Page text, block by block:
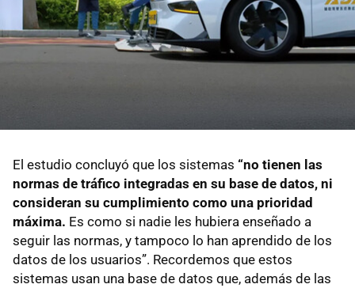
El estudio concluyó que los sistemas “no tienen las
normas de tráfico integradas en su base de datos, ni
consideran su cumplimiento como una prioridad
máxima. Es como si nadie les hubiera enseñado a
seguir las normas, y tampoco lo han aprendido de los
datos de los usuarios”. Recordemos que estos
sistemas usan una base de datos que, además de las